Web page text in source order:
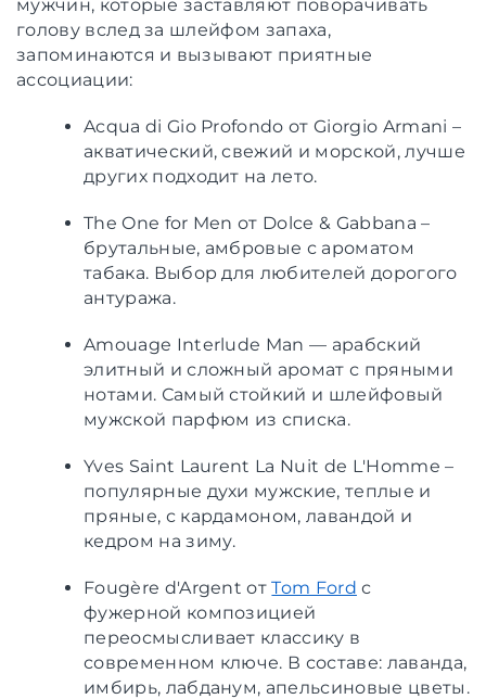
мужчин, которые заставляют поворачивать
голову вслед за шлейфом запаха,
запоминаются и вызывают приятные
ассоциации:
Acqua di Gio Profondo от Giorgio Armani –
акватический, свежий и морской, лучше
других подходит на лето.
The One for Men от Dolce & Gabbana –
брутальные, амбровые с ароматом
табака. Выбор для любителей дорогого
антуража.
Amouage Interlude Man — арабский
элитный и сложный аромат с пряными
нотами. Самый стойкий и шлейфовый
мужской парфюм из списка.
Yves Saint Laurent La Nuit de L'Homme –
популярные духи мужские, теплые и
пряные, с кардамоном, лавандой и
кедром на зиму.
Fougère d'Argent отTom Ford с
фужерной композицией
переосмысливает классику в
современном ключе. В составе: лаванда,
имбирь, лабданум, апельсиновые цветы.